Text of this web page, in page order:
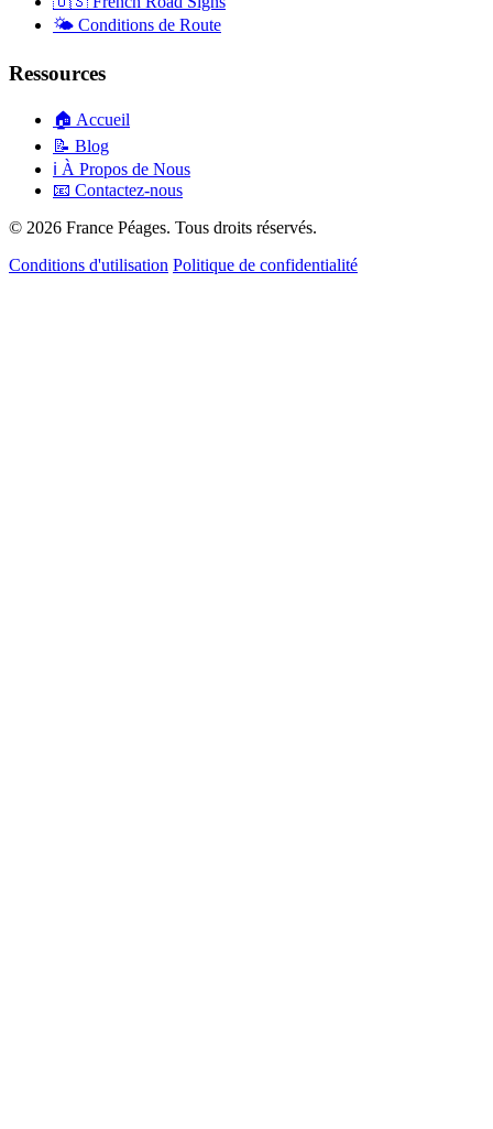
🌤️ Conditions de Route
Ressources
🏠 Accueil
📝 Blog
ℹ️ À Propos de Nous
📧 Contactez-nous
© 2026 France Péages. Tous droits réservés.
Conditions d'utilisation Politique de confidentialité